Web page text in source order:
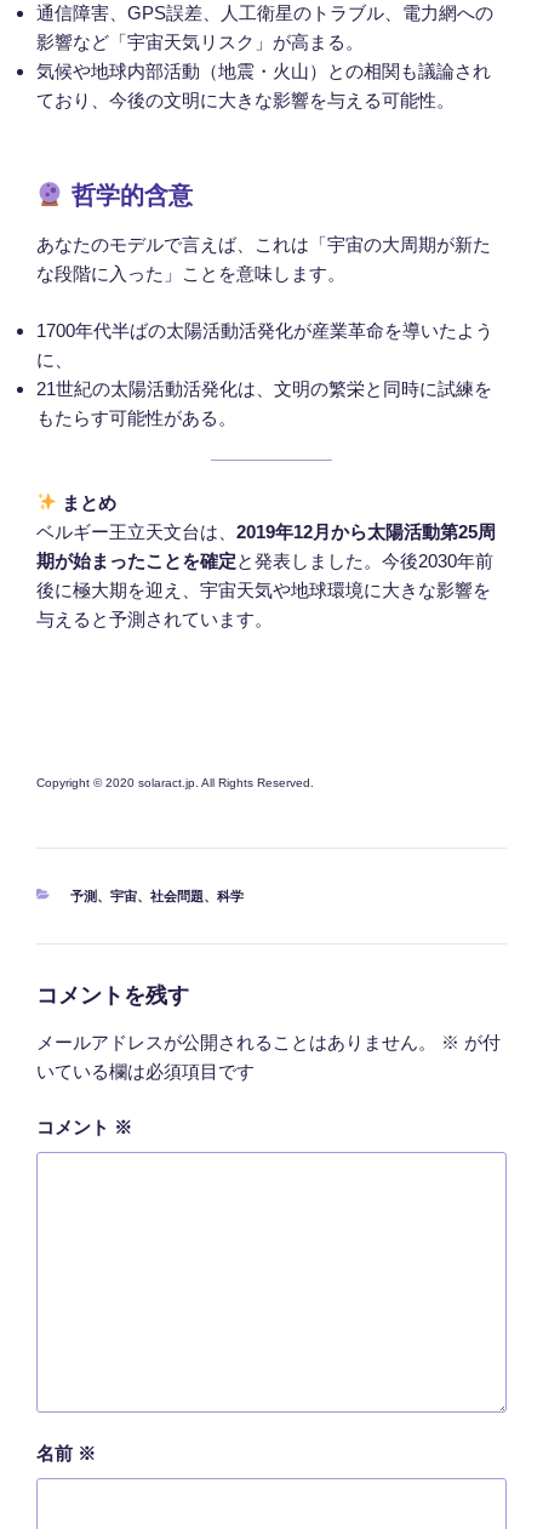
通信障害、GPS誤差、人工衛星のトラブル、電力網への
影響など「宇宙天気リスク」が高まる。
気候や地球内部活動（地震・火山）との相関も議論され
ており、今後の文明に大きな影響を与える可能性。
哲学的含意
あなたのモデルで言えば、これは「宇宙の大周期が新た
な段階に入った」ことを意味します。
1700年代半ばの太陽活動活発化が産業革命を導いたよう
に、
21世紀の太陽活動活発化は、文明の繁栄と同時に試練を
もたらす可能性がある。
まとめ
ベルギー王立天文台は、 2019年12月から太陽活動第25周
期が始まったことを確定と発表しました。今後2030年前
後に極大期を迎え、宇宙天気や地球環境に大きな影響を
与えると予測されています。
Copyright © 2020 solaract.jp. All Rights Reserved.
カ
予測 、 宇宙、 社会問題、 科学
コメントを残す
メールアドレスが公開されることはありません。 ※ が付
いている欄は必須項目です
コメント ※
名前 ※